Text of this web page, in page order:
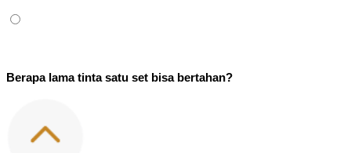
Berapa lama tinta satu set bisa bertahan?